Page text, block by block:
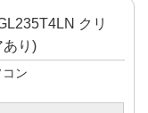
クリ
あり)
コン